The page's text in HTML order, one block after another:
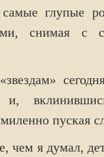
глупые
снимая с
и,
пуская
чем я думал,